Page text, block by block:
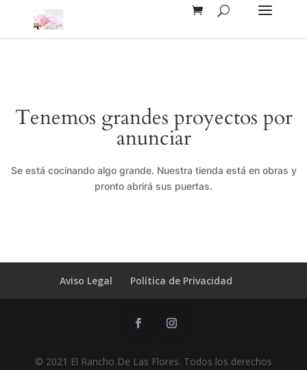
Tenemos grandes proyectos por
anunciar
Se está cocinando algo grande. Nuestra tienda está en obras y
pronto abrirá sus puertas.
Aviso Legal Política de Privacidad
© 2021 El Rancho De Las Flores. Todos los derechos